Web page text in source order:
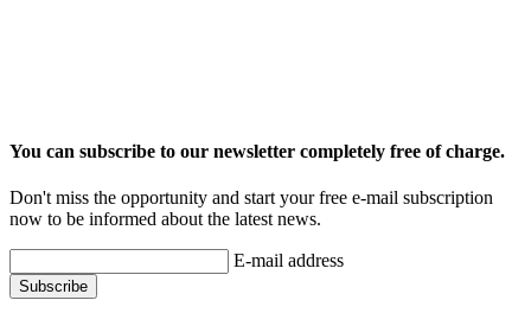
You can subscribe to our newsletter completely free of charge.
Don't miss the opportunity and start your free e-mail subscription
now to be informed about the latest news.
E-mail address